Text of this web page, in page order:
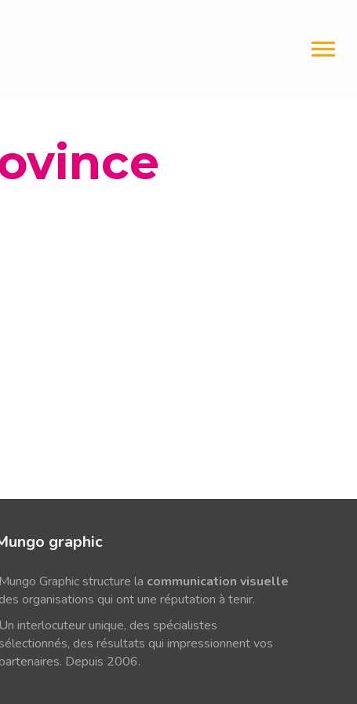
graphic
Mungo Graphic structure la communication visuelle
des organisations qui ont une réputation à tenir.
Un interlocuteur unique, des spécialistes
sélectionnés, des résultats qui impressionnent vos
Depuis 2006.